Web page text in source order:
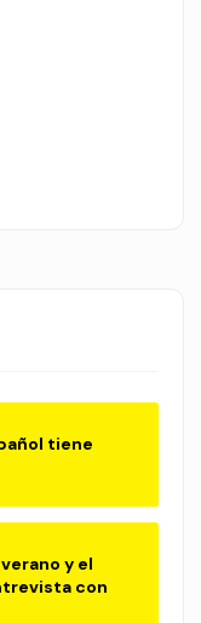
tiene
y el
con